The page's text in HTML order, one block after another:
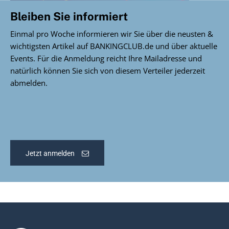
Bleiben Sie informiert
Einmal pro Woche informieren wir Sie über die neusten &
wichtigsten Artikel auf BANKINGCLUB.de und über aktuelle
Events. Für die Anmeldung reicht Ihre Mailadresse und
natürlich können Sie sich von diesem Verteiler jederzeit
abmelden.
Jetzt anmelden